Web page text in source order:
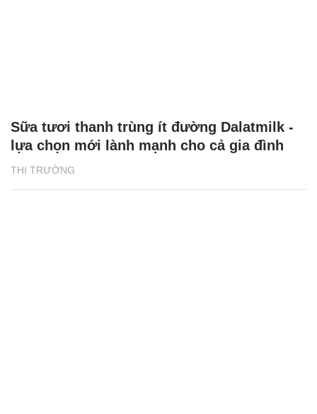
THỊ TRƯỜNG
Sữa tươi thanh trùng ít đường Dalatmilk -
lựa chọn mới lành mạnh cho cả gia đình